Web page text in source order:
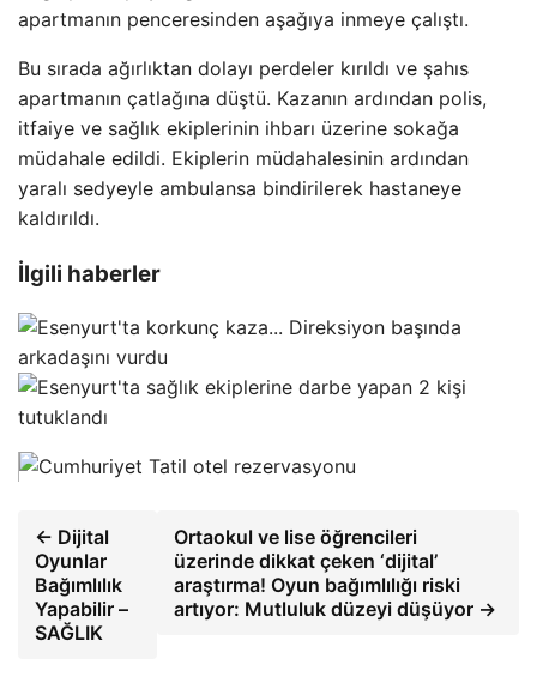
apartmanın penceresinden aşağıya inmeye çalıştı.
Bu sırada ağırlıktan dolayı perdeler kırıldı ve şahıs
apartmanın çatlağına düştü. Kazanın ardından polis,
itfaiye ve sağlık ekiplerinin ihbarı üzerine sokağa
müdahale edildi. Ekiplerin müdahalesinin ardından
yaralı sedyeyle ambulansa bindirilerek hastaneye
kaldırıldı.
İlgili haberler
← Dijital
Oyunlar
Bağımlılık
Yapabilir –
SAĞLIK
Ortaokul ve lise öğrencileri
üzerinde dikkat çeken ‘dijital’
araştırma! Oyun bağımlılığı riski
artıyor: Mutluluk düzeyi düşüyor →